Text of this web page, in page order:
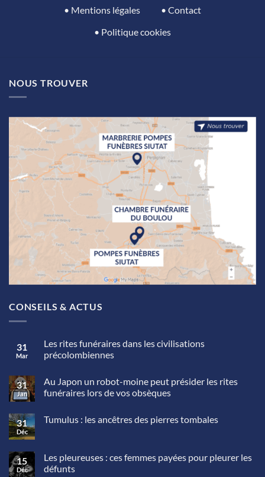
• Mentions légales
• Contact
• Politique cookies
NOUS TROUVER
CONSEILS & ACTUS
31
Mar
Les rites funéraires dans les civilisations
précolombiennes
sur
Les
rites
les
31
Jan
Au Japon un robot-moine peut présider les rites
funéraires lors de vos obsèques
sur
moine
peut
présider
31
Déc
Tumulus : les ancêtres des pierres tombales
Tumulus
les
15
Déc
Les pleureuses : ces femmes payées pour pleurer les
défunts